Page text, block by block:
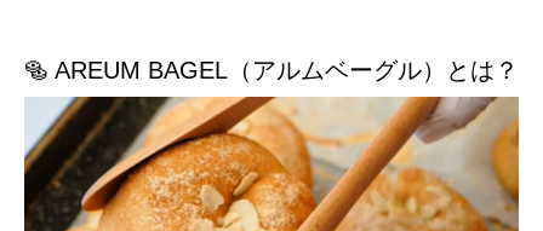
🥯 AREUM BAGEL（アルムベーグル）とは？